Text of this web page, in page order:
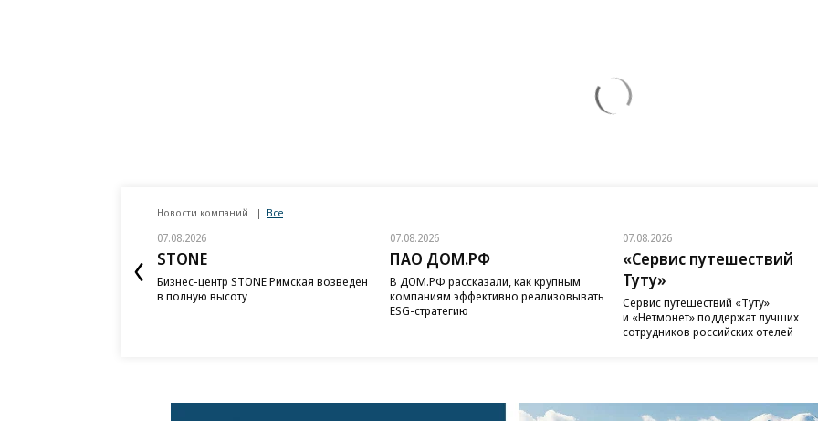
Новости компаний Все
07.08.2026
STONE
Бизнес-центр STONE Римская возведен
в полную высоту
07.08.2026
ПАО ДОМ.РФ
В ДОМ.РФ рассказали, как крупным
компаниям эффективно реализовывать
ESG-стратегию
07.08.2026
«Сервис путешествий
Туту»
Сервис путешествий «Туту»
и «Нетмонет» поддержат лучших
сотрудников российских отелей